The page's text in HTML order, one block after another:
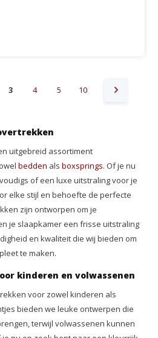
3 4 5 10
uitgebreid assortiment
bedden alsboxsprings. Of je nu
of een luxe uitstraling voor je
elke stijl en behoefte de perfecte
zijn ontworpen om je
je slaapkamer een frisse uitstraling
en kwaliteit die wij bieden om
te maken.
kinderen en volwassenen
voor zowel kinderen als
bieden we leuke ontwerpen die
terwijl volwassenen kunnen